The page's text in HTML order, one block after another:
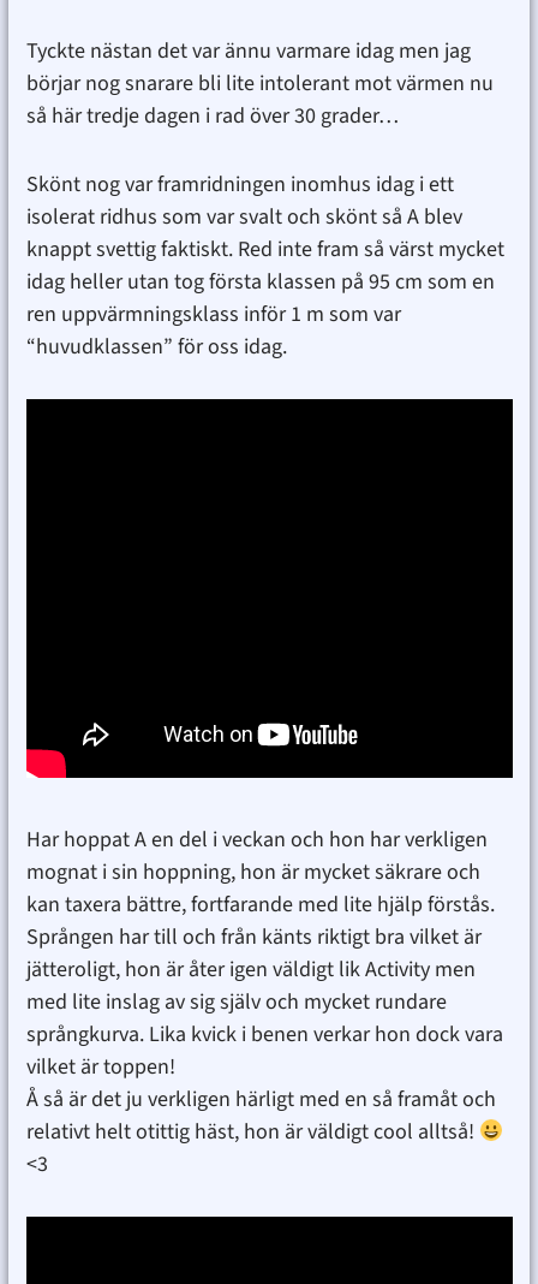
Tyckte nästan det var ännu varmare idag men jag
börjar nog snarare bli lite intolerant mot värmen nu
så här tredje dagen i rad över 30 grader…
Skönt nog var framridningen inomhus idag i ett
isolerat ridhus som var svalt och skönt så A blev
knappt svettig faktiskt. Red inte fram så värst mycket
idag heller utan tog första klassen på 95 cm som en
ren uppvärmningsklass inför 1 m som var
“huvudklassen” för oss idag.
Har hoppat A en del i veckan och hon har verkligen
mognat i sin hoppning, hon är mycket säkrare och
kan taxera bättre, fortfarande med lite hjälp förstås.
Sprången har till och från känts riktigt bra vilket är
jätteroligt, hon är åter igen väldigt lik Activity men
med lite inslag av sig själv och mycket rundare
språngkurva. Lika kvick i benen verkar hon dock vara
vilket är toppen!
Å så är det ju verkligen härligt med en så framåt och
relativt helt otittig häst, hon är väldigt cool alltså!
<3